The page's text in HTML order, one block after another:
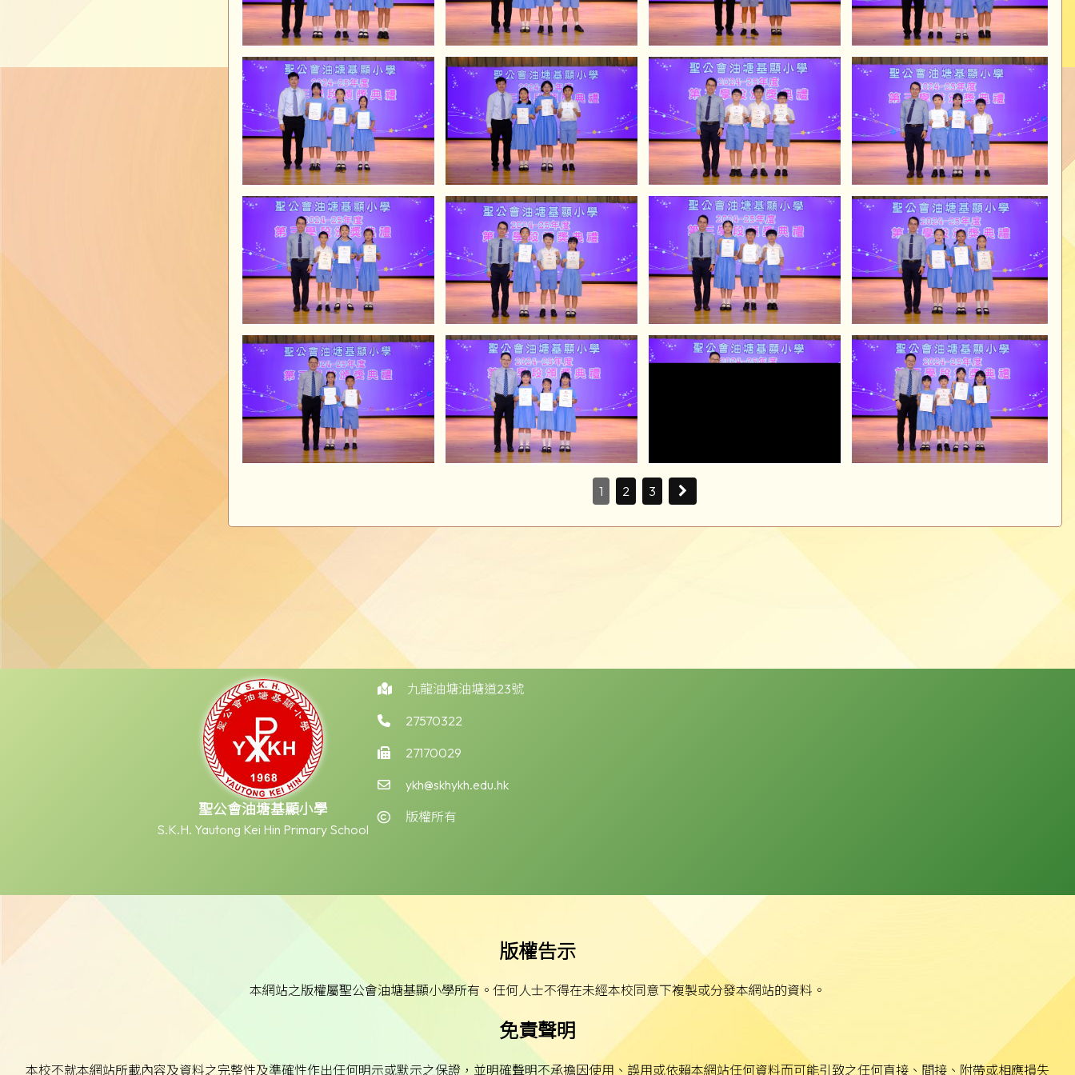
1 2 3
聖公會油塘基顯小學
S.K.H. Yautong Kei Hin Primary School
九龍油塘油塘道23號
27570322
27170029
ykh@skhykh.edu.hk
版權所有
版權告示
本網站之版權屬聖公會油塘基顯小學所有。任何人士不得在未經本校同意下複製或分發本網站的資料。
免責聲明
本校不就本網站所載內容及資料之完整性及準確性作出任何明示或默示之保證，並明確聲明不承擔因使用、誤用或依賴本網站任何資料而可能引致之任何直接、間接、附帶或相應損失